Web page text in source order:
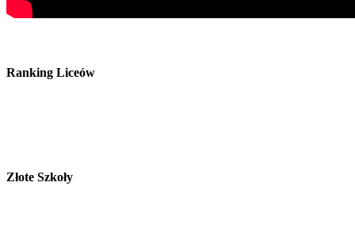
Ranking Liceów
Złote Szkoły